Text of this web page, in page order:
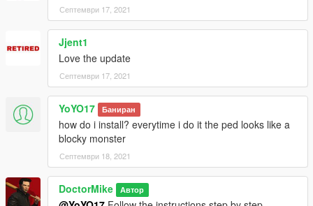
Септември 17, 2021
Jjent1
Love the update
Септември 17, 2021
YoYO17 Баниран
how do i install? everytime i do it the ped looks like a
blocky monster
Септември 18, 2021
DoctorMike Автор